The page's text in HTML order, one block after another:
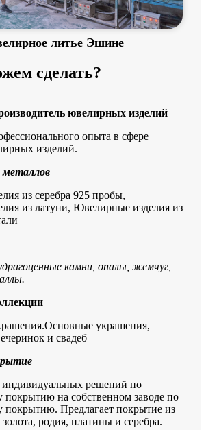
литье Эшине
сделать?
ювелирных изделий
опыта в сфере
изделий.
металлов
из серебра 925 пробы,
из латуни, Ювелирные изделия из
камни, опалы, жемчуг,
украшения,
и свадеб
индивидуальных решений по
покрытию на собственном заводе по
покрытию. Предлагает покрытие из
золота, родия, платины и серебра.